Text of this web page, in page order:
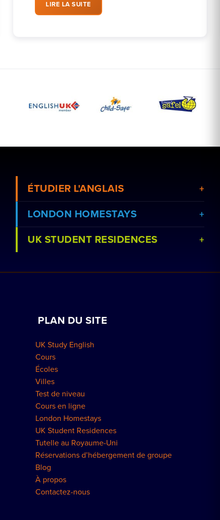
LIRE LA SUITE
ÉTUDIER L'ANGLAIS
Voir les cours
Voir les écoles
LONDON HOMESTAYS
Réserver un séjour chez l'habitant
Réservations de groupe
UK STUDENT RESIDENCES
Comment réserver
Résidences à Londres
PLAN DU SITE
UK Study English
Cours
Écoles
Villes
Test de niveau
Cours en ligne
London Homestays
UK Student Residences
Tutelle au Royaume-Uni
Réservations d’hébergement de groupe
Blog
À propos
Contactez-nous